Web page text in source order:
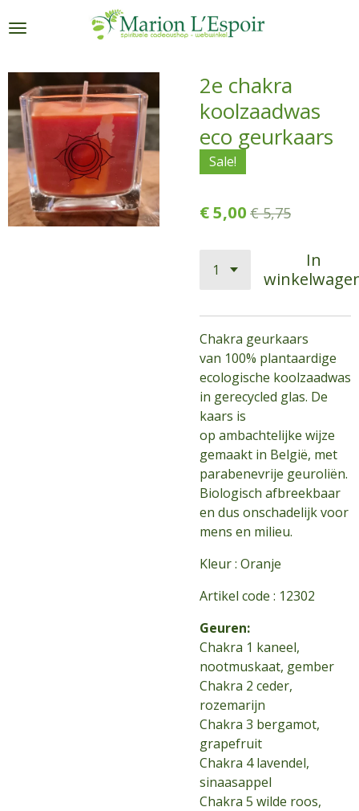
direct
de
hoofdinhoud
2e chakra
koolzaadwas
eco geurkaars
Sale!
€ 5,00 € 5,75
In
Chakra geurkaars
van 100% plantaardige
ecologische koolzaadwas
in gerecycled glas. De
kaars is
op ambachtelijke wijze
gemaakt in België, met
parabenevrije geuroliën.
Biologisch afbreekbaar
en dus onschadelijk voor
mens en milieu.
Kleur : Oranje
Artikel code : 12302
Geuren:
Chakra 1 kaneel,
nootmuskaat, gember
Chakra 2 ceder,
rozemarijn
Chakra 3 bergamot,
grapefruit
Chakra 4 lavendel,
sinaasappel
Chakra 5 wilde roos,